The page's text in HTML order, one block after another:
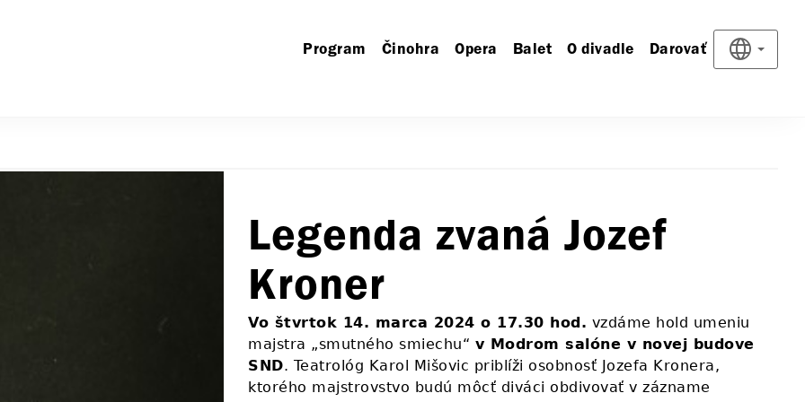
Legenda zvaná Jozef
Kroner
Program Činohra Opera Balet O divadle Darovať
Vo štvrtok 14. marca 2024 o 17.30 hod. vzdáme hold umeniu
majstra „smutného smiechu“ v Modrom salóne v novej budove
SND. Teatrológ Karol Mišovic priblíži osobnosť Jozefa Kronera,
ktorého majstrovstvo budú môcť diváci obdivovať v zázname